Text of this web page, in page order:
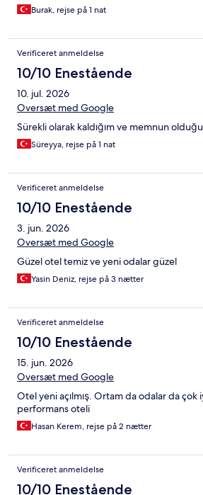
Burak, rejse på 1 nat
Verificeret anmeldelse
10/10 Enestående
10. jul. 2026
Oversæt med Google
Sürekli olarak kaldığım ve memnun
Süreyya, rejse på 1 nat
Verificeret anmeldelse
10/10 Enestående
3. jun. 2026
Oversæt med Google
Güzel otel temiz ve yeni odalar güzel
Yasin Deniz, rejse på 3 nætter
Verificeret anmeldelse
10/10 Enestående
15. jun. 2026
Oversæt med Google
Otel yeni açılmış. Ortam da odalar da çok
performans oteli
Hasan Kerem, rejse på 2 nætter
Verificeret anmeldelse
10/10 Enestående